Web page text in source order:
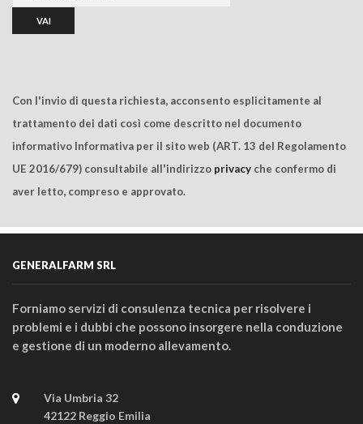
Con l'invio di questa richiesta, acconsento esplicitamente al
trattamento dei dati così come descritto nel documento
informativo Informativa per il sito web (ART. 13 del Regolamento
UE 2016/679) consultabile all'indirizzo privacy che confermo di
aver letto, compreso e approvato.
GENERALFARM SRL
Forniamo servizi di consulenza tecnica per risolvere i
problemi e i dubbi che possono insorgere nella conduzione
e gestione di un moderno allevamento.
Via Umbria 32
42122 Reggio Emilia